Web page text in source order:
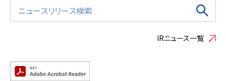
IRニュース一覧